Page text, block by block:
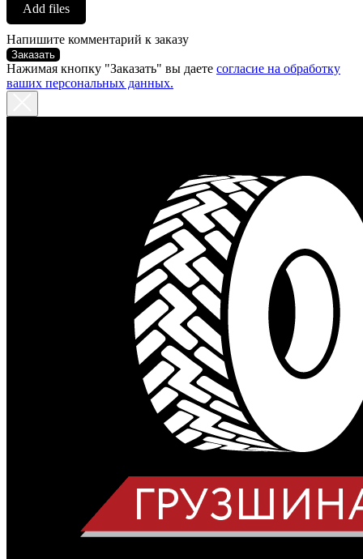
Add files
Напишите комментарий к заказу
Заказать
Нажимая кнопку "Заказать" вы даете согласие на обработку
ваших персональных данных.